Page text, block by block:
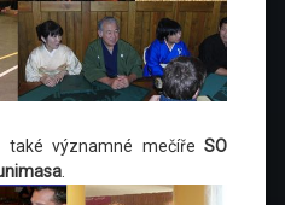
významné mečíře SO